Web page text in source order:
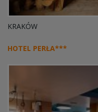
KRAKÓW
HOTEL PERŁA***